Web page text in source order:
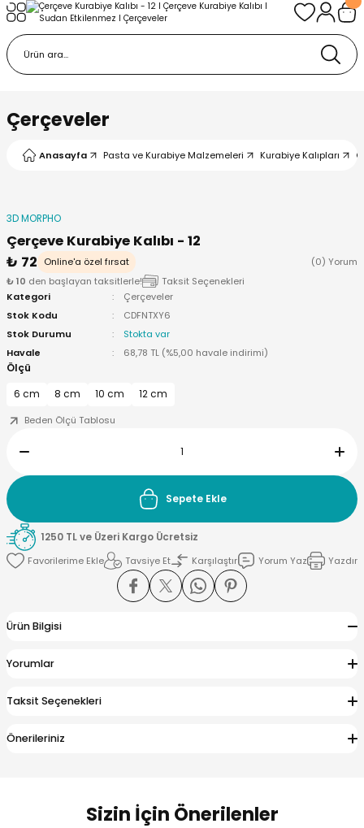
Çerçeveler
Anasayfa Pasta ve Kurabiye Malzemeleri Kurabiye Kalıpları
3D MORPHO
Çerçeve Kurabiye Kalıbı - 12
₺ 72
Online'a özel fırsat
(0) Yorum
₺ 10 den başlayan taksitlerle!
Taksit Seçenekleri
Kategori
Çerçeveler
Stok Kodu
CDFNTXY6
Stok Durumu
Stokta var
Havale
68,78 TL (%5,00 havale indirimi)
Ölçü
6 cm
8 cm 10 cm
12 cm
Beden Ölçü Tablosu
Sepete Ekle
1250 TL ve Üzeri Kargo Ücretsiz
Tavsiye Et
Karşılaştır Yorum Yaz Yazdır
Ürün Bilgisi
Yorumlar
Taksit Seçenekleri
Önerileriniz
Sizin İçin Önerilenler
Geri Dön
Malzemeleri
Bas-Çek Kalıp
/ Embosser
/ Doku-Şablon Baskı
Aparatları
Kağıdı
Geri Dön